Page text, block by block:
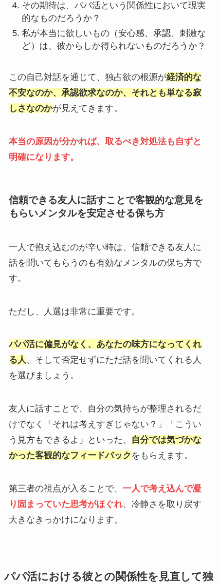
その期待は、パパ活という関係性において現実
的なものだろうか？
私が本当に欲しいもの（安心感、承認、刺激な
ど）は、彼からしか得られないものだろうか？
この自己対話を通じて、独占欲の根源が経済的な
不安なのか、承認欲求なのか、それとも単なる寂
しさなのかが見えてきます。
本当の原因が分かれば、取るべき対処法も自ずと
明確になります。
信頼できる友人に話すことで客観的な意見を
もらいメンタルを安定させる保ち方
一人で抱え込むのが辛い時は、信頼できる友人に
話を聞いてもらうのも有効なメンタルの保ち方で
す。
ただし、人選は非常に重要です。
パパ活に偏見がなく、あなたの味方になってくれ
る人、そして否定せずにただ話を聞いてくれる人
を選びましょう。
友人に話すことで、自分の気持ちが整理されるだ
けでなく「それは考えすぎじゃない？」「こうい
う見方もできるよ」といった、
自分では気づかな
かった客観的なフィードバック をもらえます。
第三者の視点が入ることで、 一人で考え込んで凝
り固まっていた思考がほぐれ、冷静さを取り戻す
大きなきっかけになります。
パパ活における彼との関係性を見直して独